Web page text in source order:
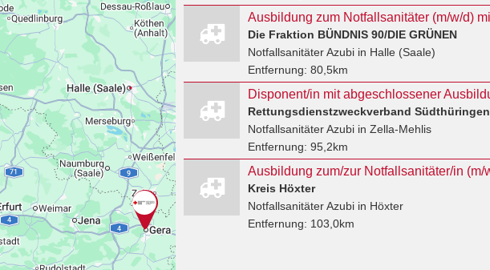
Die Fraktion BÜNDNIS 90/DIE GRÜNEN
Notfallsanitäter Azubiin Halle (Saale)
Entfernung: 80,5km
Rettungsdienstzweckverband Südthüringen
Notfallsanitäter Azubiin Zella-Mehlis
Entfernung: 95,2km
Kreis Höxter
Notfallsanitäter Azubiin Höxter
Entfernung: 103,0km